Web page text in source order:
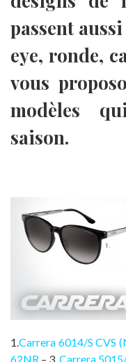
passent
eye, ronde,
vous
modèles
saison.
1. Carrera 6014/S CVS
62NR – 3. Carrera